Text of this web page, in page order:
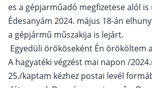
es a gépjarműadó megfizetese alól
Édesanyám 2024. május 18-án
a gépjármű műszakija is lejárt.
Egyedüli örököseként Én örököltem
A hagyatéki végzést mai napon /
25./kaptam kézhez postai levél